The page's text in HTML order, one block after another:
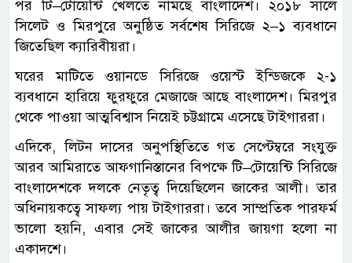
পর টি–টোয়েন্টি খেলতে নামছে বাংলাদেশ। ২০১৮ সালে
সিলেট ও মিরপুরে অনুষ্ঠিত সর্বশেষ সিরিজে ২–১ ব্যবধানে
জিতেছিল ক্যারিবীয়রা।
ঘরের মাটিতে ওয়ানডে সিরিজে ওয়েস্ট ইন্ডিজকে ২-১
ব্যবধানে হারিয়ে ফুরফুরে মেজাজে আছে বাংলাদেশ। মিরপুর
থেকে পাওয়া আত্মবিশ্বাস নিয়েই চট্টগ্রামে এসেছে টাইগাররা।
এদিকে, লিটন দাসের অনুপস্থিতিতে গত সেপ্টেম্বরে সংযুক্ত
আরব আমিরাতে আফগানিস্তানের বিপক্ষে টি–টোয়েন্টি সিরিজে
বাংলাদেশকে দলকে নেতৃত্ব দিয়েছিলেন জাকের আলী। তার
অধিনায়কত্বে সাফল্য পায় টাইগাররা। তবে সাম্প্রতিক পারফর্ম
ভালো হয়নি, এবার সেই জাকের আলীর জায়গা হলো না
একাদশে।